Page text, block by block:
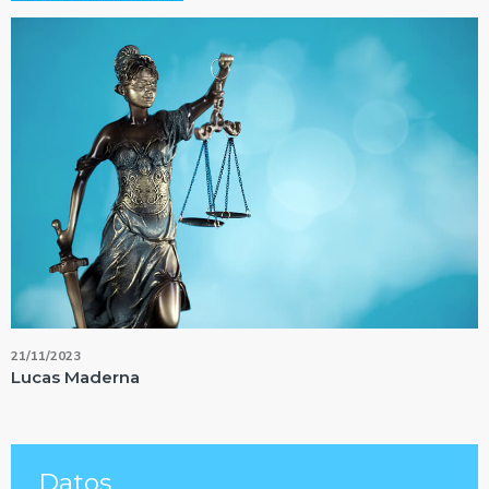
21/11/2023
Lucas Maderna
Datos